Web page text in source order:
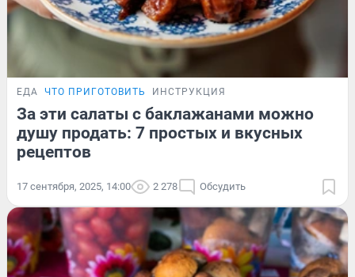
ЕДА ЧТО ПРИГОТОВИТЬ ИНСТРУКЦИЯ
За эти салаты с баклажанами можно
душу продать: 7 простых и вкусных
рецептов
17 сентября, 2025, 14:00 2 278 Обсудить